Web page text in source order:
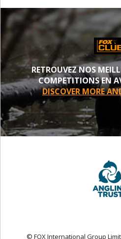
RETROUVEZ NOS
COMPETITIONS EN
DISCOVER MORE
© FOX International Group